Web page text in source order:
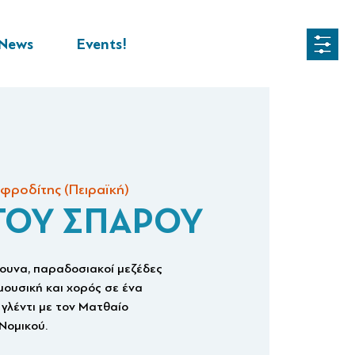
Events!
(Πειραϊκή)
ΣΠΑΡΟΥ
παραδοσιακοί μεζέδες
και χορός σε ένα
με τον Ματθαίο